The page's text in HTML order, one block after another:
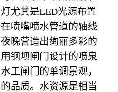
尤其是LED光源布置
喷嘴喷水管道的轴线
晚营造出绚丽多彩的
钢坝闸门设计的喷泉
工闸门的单调景观，
品质。水资源是相当